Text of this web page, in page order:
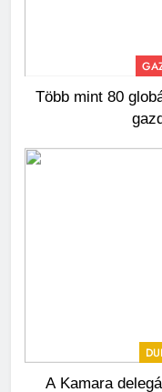
Több mint 80
A Kamara